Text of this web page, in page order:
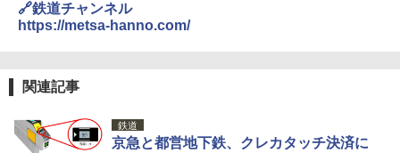
🔗鉄道チャンネル
https://metsa-hanno.com/
関連記事
鉄道
京急と都営地下鉄、クレカタッチ決済に